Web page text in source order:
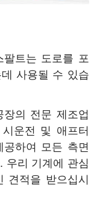
트는 도로를 포
사용될 수 있습
의 전문 제조업
운전 및 애프터
하여 모든 측면
우리 기계에 관심
견적을 받으십시